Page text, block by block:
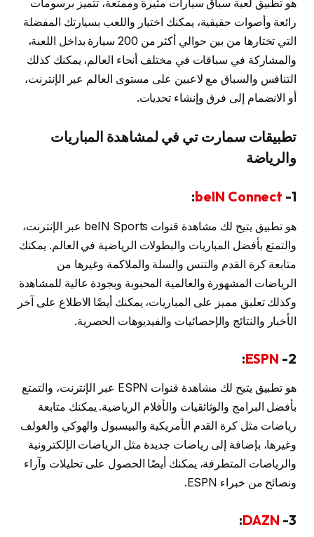
هو تطبيق لعبة سباق سيارات مثيرة وممتعة، تتميز برسومات
رائعة وأصوات حقيقية، يمكنك اختيار واللعب بسيارتك المفضلة
التي تختارها من بين حوالي أكثر من 200 سيارة بداخل اللعبة،
والمشاركة في سباقات في مختلف أنحاء العالم، يمكنك كذلك
التنافس والسباق مع لاعبين على مستوى العالم عبر الإنترنت،
أو الانضمام إلى فرق وإنشاء تحديات.
تطبيقات سمارت تي في لمشاهدة المباريات
والرياضة
1-
beIN Connect
:
هو تطبيق يتيح لك مشاهدة قنوات beIN Sports عبر الإنترنت،
والتمتع بأفضل المباريات والبطولات الرياضية في العالم. يمكنك
متابعة كرة القدم والتنس والسلة والملاكمة وغيرها من
الرياضات المشهورة والعالمية المحبوبة وبجودة عالية للمشاهدة
وكذلك تعليق مميز على المباريات، يمكنك أيضًا الاطلاع على آخر
الأخبار والنتائج والإحصائيات والفيديوهات الحصرية.
2-
ESPN
:
هو تطبيق يتيح لك مشاهدة قنوات ESPN عبر الإنترنت، والتمتع
بأفضل البرامج والوثائقيات والأفلام الرياضية. يمكنك متابعة
رياضات مثل كرة القدم الأمريكية والبيسبول والهوكي والغولف
وغيرها، بإضافة إلى رياضات جديدة مثل الرياضات الإلكترونية
والرياضات المتطرفة، يمكنك أيضًا الحصول على تحليلات وآراء
ونصائح من خبراء ESPN.
3-
DAZN
: